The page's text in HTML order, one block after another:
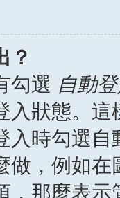
？
勾選 自動
入狀態。
入時勾選
做，例如
，那麼表